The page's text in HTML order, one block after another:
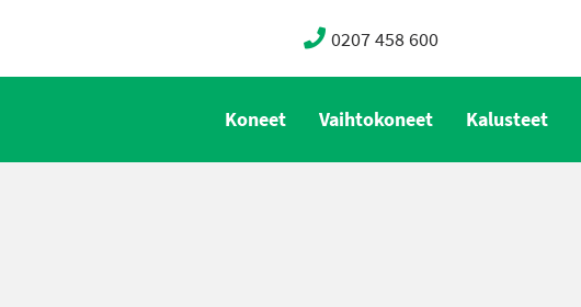
0207 458 600
Koneet Vaihtokoneet Kalusteet